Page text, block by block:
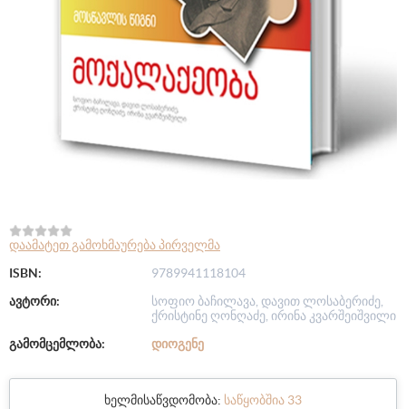
დაამატეთ გამოხმაურება პირველმა
ISBN:
9789941118104
ავტორი:
სოფიო ბაჩილავა, დავით ლოსაბერიძე,
ქრისტინე ღონღაძე, ირინა კვარშეიშვილი
გამომცემლობა:
ᲓᲘᲝᲒᲔᲜᲔ
ხელმისაწვდომობა: საწყობშია 33